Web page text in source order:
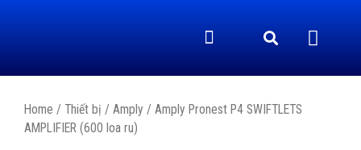
Home / Thiết bị / Amply / Amply Pronest P4 SWIFTLETS
AMPLIFIER (600 loa ru)